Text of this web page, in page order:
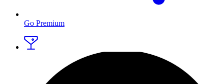
Go Premium